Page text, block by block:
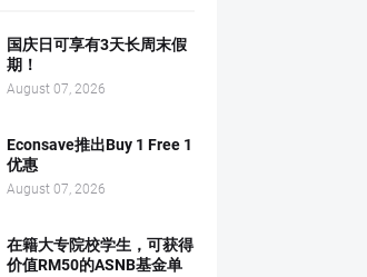
国庆日可享有3天长周末假
期！
August 07, 2026
Econsave推出Buy 1 Free 1
优惠
August 07, 2026
在籍大专院校学生，可获得
价值RM50的ASNB基金单